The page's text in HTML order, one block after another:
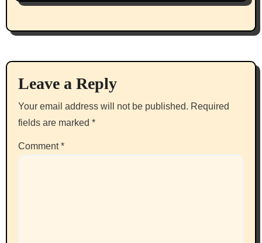
Leave a Reply
Your email address will not be published. Required
fields are marked *
Comment*